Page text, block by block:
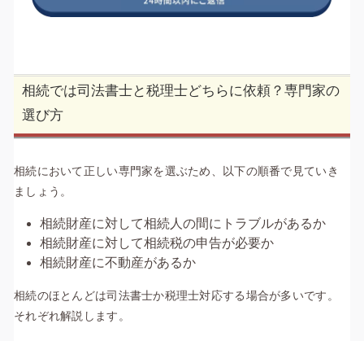
相続では司法書士と税理士どちらに依頼？専門家の
選び方
相続において正しい専門家を選ぶため、以下の順番で見ていき
ましょう。
相続財産に対して相続人の間にトラブルがあるか
相続財産に対して相続税の申告が必要か
相続財産に不動産があるか
相続のほとんどは司法書士か税理士対応する場合が多いです。
それぞれ解説します。